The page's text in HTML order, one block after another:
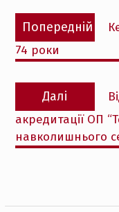
Навігація
записів
Попередній
74 роки
Далі
акредитації ОП
навколишнього